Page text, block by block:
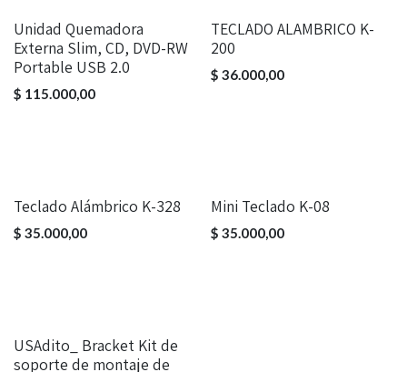
Unidad Quemadora
Externa Slim, CD, DVD-RW
Portable USB 2.0
$ 115.000,00
TECLADO ALAMBRICO K-
200
$ 36.000,00
Teclado Alámbrico K-328
$ 35.000,00
Mini Teclado K-08
$ 35.000,00
USAdito_ Bracket Kit de
soporte de montaje de